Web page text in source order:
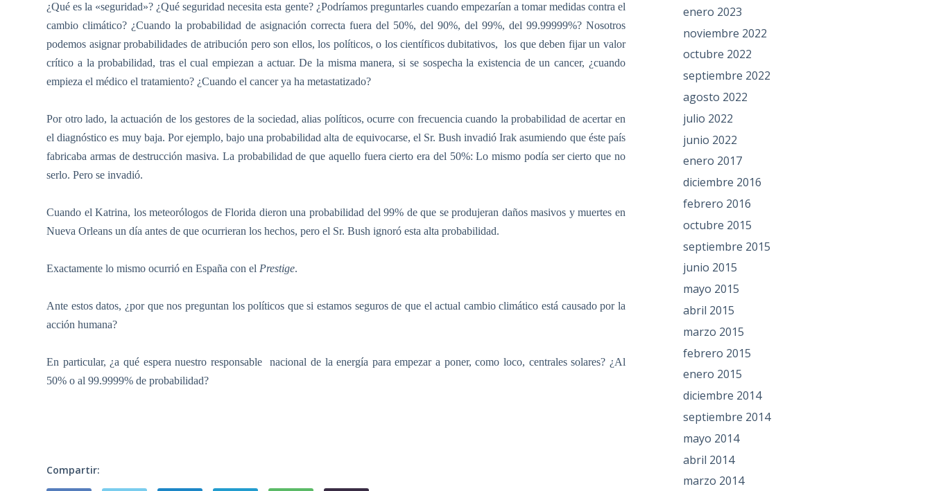
¿Qué es la «seguridad»? ¿Qué seguridad necesita esta gente? ¿Podríamos preguntarles cuando empezarían a tomar medidas contra el
cambio climático? ¿Cuando la probabilidad de asignación correcta fuera del 50%, del 90%, del 99%, del 99.99999%? Nosotros
podemos asignar probabilidades de atribución pero son ellos, los políticos, o los científicos dubitativos,
los que deben fijar un valor
crítico a la probabilidad, tras el cual empiezan a actuar. De la misma manera, si se sospecha la existencia de un cancer, ¿cuando
empieza el médico el tratamiento? ¿Cuando el cancer ya ha metastatizado?
Por otro lado, la actuación de los gestores de la sociedad, alias políticos, ocurre con frecuencia cuando la probabilidad de acertar en
el diagnóstico es muy baja. Por ejemplo, bajo una probabilidad alta de equivocarse, el Sr. Bush invadió Irak asumiendo que éste país
fabricaba armas de destrucción masiva. La probabilidad de que aquello fuera cierto era del 50%: Lo mismo podía ser cierto que no
serlo. Pero se invadió.
Cuando el Katrina, los meteorólogos de Florida dieron una probabilidad del 99% de que se produjeran daños masivos y muertes en
Nueva Orleans un día antes de que ocurrieran los hechos, pero el Sr. Bush ignoró esta alta probabilidad.
Exactamente lo mismo ocurrió en España con elPrestige.
Ante estos datos, ¿por que nos preguntan los políticos que si estamos seguros de que el actual cambio climático está causado por la
acción humana?
En particular, ¿a qué espera nuestro responsable
nacional de la energía para empezar a poner, como loco, centrales solares? ¿Al
50% o al 99.9999% de probabilidad?
Compartir:
enero 2023
noviembre 2022
octubre 2022
septiembre 2022
agosto 2022
julio 2022
junio 2022
enero 2017
diciembre 2016
febrero 2016
octubre 2015
septiembre 2015
junio 2015
mayo 2015
abril 2015
marzo 2015
febrero 2015
enero 2015
diciembre 2014
septiembre 2014
mayo 2014
abril 2014
marzo 2014